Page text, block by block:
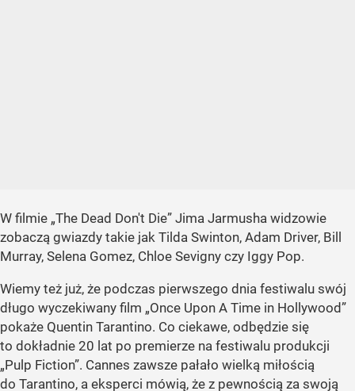
W filmie „The Dead Don't Die” Jima Jarmusha widzowie
zobaczą gwiazdy takie jak Tilda Swinton, Adam Driver, Bill
Murray, Selena Gomez, Chloe Sevigny czy Iggy Pop.
Wiemy też już, że podczas pierwszego dnia festiwalu swój
długo wyczekiwany film „Once Upon A Time in Hollywood”
pokaże Quentin Tarantino. Co ciekawe, odbędzie się
to dokładnie 20 lat po premierze na festiwalu produkcji
„Pulp Fiction”. Cannes zawsze pałało wielką miłością
do Tarantino, a eksperci mówią, że z pewnością za swoją